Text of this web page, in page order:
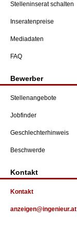
Stelleninserat schalten
Inseratenpreise
Mediadaten
FAQ
Bewerber
Stellenangebote
Jobfinder
Geschlechterhinweis
Beschwerde
Kontakt
Kontakt
anzeigen@ingenieur.at